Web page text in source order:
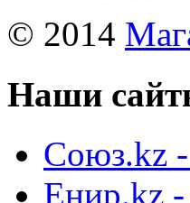
© 2014
Наши
Союз.kz -
Енир.kz -